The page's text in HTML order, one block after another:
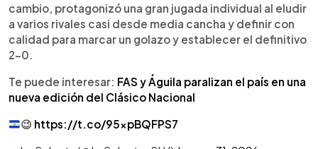
cambio, protagonizó una gran jugada individual al eludir
a varios rivales casi desde media cancha y definir con
calidad para marcar un golazo y establecer el definitivo
2-0.
Te puede interesar: FAS y Águila paralizan el país en una
nueva edición del Clásico Nacional
😉 https://t.co/95xpBQFPS7